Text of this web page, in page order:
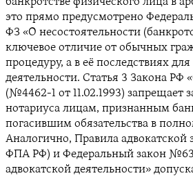
это прямо предусмотрено
ФЗ «О несостоятельности
ключевое отличие от обычных
процедуру, а в её последствиях
деятельности. Статья 3 Закона РФ
(№4462-1 от 11.02.1993) запрещает
нотариуса лицам, признанным
погасившим обязательства в
Аналогично, Правила адвокатской
ФПА РФ) и Федеральный закон
адвокатской деятельности»